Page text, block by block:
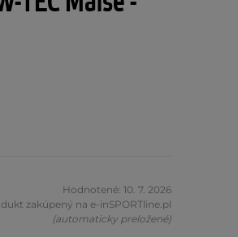
Hodnotené: 10. 7. 2026
zakúpený na e-inSPORTline.pl
(automaticky preložené)